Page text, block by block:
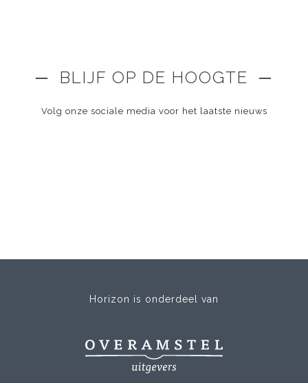
─ BLIJF OP DE HOOGTE ─
Volg onze sociale media voor het laatste nieuws
Horizon is onderdeel van